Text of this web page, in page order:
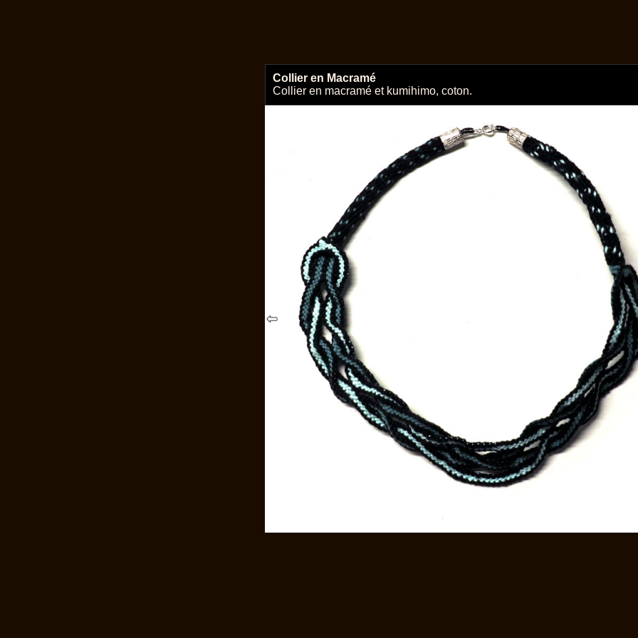
Collier en Macramé
Collier en macramé et kumihimo, coton.